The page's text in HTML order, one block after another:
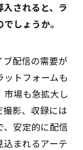
されると、ラ
しょうか。
ブ配信の需要が
トフォームも
市場も急拡大し
影、収録には
、安定的に配信
まれるアーテ